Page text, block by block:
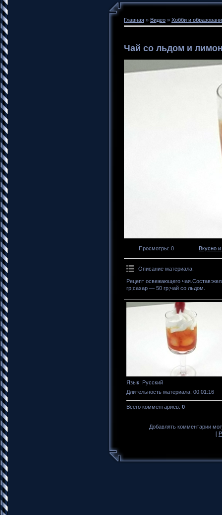
Главная » Видео » Хобби и
Чай со льдом и
Просмотры: 0 Вкусно
Описание материала:
Рецепт освежающего
гр;сахар — 50 гр;чай со льдом.
Язык: Русский
Длительность материала: 00:01:16
Всего комментариев: 0
Добавлять комментарии
[